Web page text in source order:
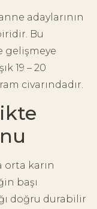
adaylarının
Bu
gelişmeye
19 – 20
civarındadır.
orta karın
başı
doğru durabilir